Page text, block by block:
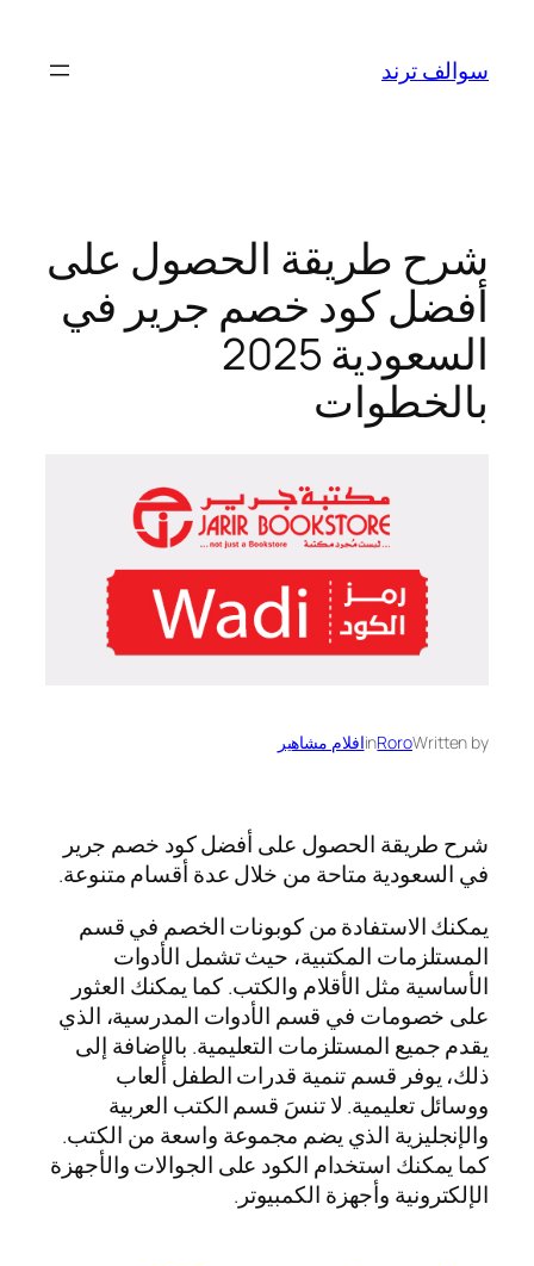
المحتوى
سوالف ترند
شرح طريقة الحصول على
أفضل كود خصم جرير في
السعودية 2025
بالخطوات
Written by
Roro
inافلام مشاهير
شرح طريقة الحصول على أفضل كود خصم جرير
في السعودية متاحة من خلال عدة أقسام متنوعة.
يمكنك الاستفادة من كوبونات الخصم في قسم
المستلزمات المكتبية، حيث تشمل الأدوات
الأساسية مثل الأقلام والكتب. كما يمكنك العثور
على خصومات في قسم الأدوات المدرسية، الذي
يقدم جميع المستلزمات التعليمية. بالإضافة إلى
ذلك، يوفر قسم تنمية قدرات الطفل ألعاب
ووسائل تعليمية. لا تنسَ قسم الكتب العربية
والإنجليزية الذي يضم مجموعة واسعة من الكتب.
كما يمكنك استخدام الكود على الجوالات والأجهزة
الإلكترونية وأجهزة الكمبيوتر.